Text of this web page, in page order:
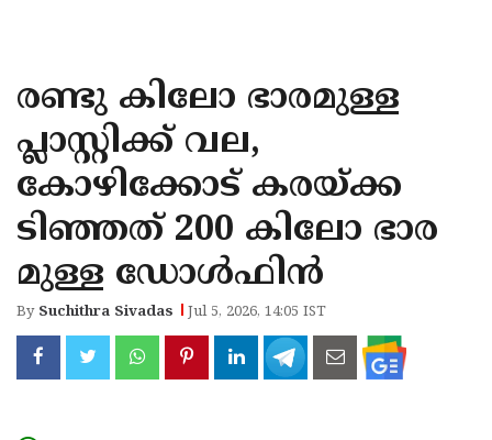
KANNUR
KASARAGOD
രണ്ടു കിലോ ഭാരമുള്ള
പ്ലാസ്റ്റിക്ക് വല,
കോഴിക്കോട് കരയ്ക്ക
ടിഞ്ഞത് 200 കിലോ ഭാര
മുള്ള ഡോള്‍ഫിന്‍
By Suchithra Sivadas Jul 5, 2026, 14:05 IST